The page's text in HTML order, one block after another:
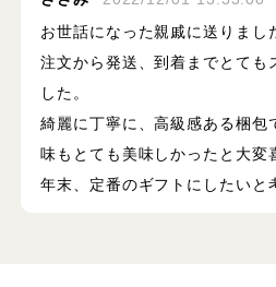
お世話になった親戚に送りまし
注文から発送、到着までとても
した。
綺麗に丁寧に、高級感ある梱包
味もとても美味しかったと大変
年末、定番のギフトにしたいと